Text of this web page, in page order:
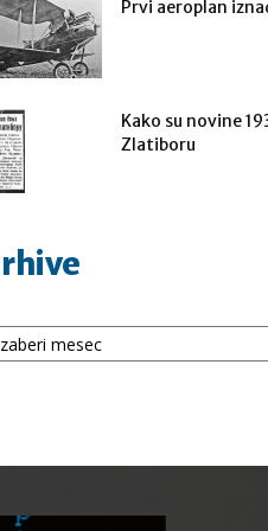
Prvi aeroplan
Kako su novine
Zlatiboru